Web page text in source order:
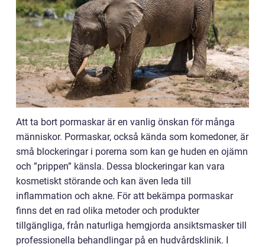
Att ta bort pormaskar är en vanlig önskan för många
människor. Pormaskar, också kända som komedoner, är
små blockeringar i porerna som kan ge huden en ojämn
och ”prippen” känsla. Dessa blockeringar kan vara
kosmetiskt störande och kan även leda till
inflammation och akne. För att bekämpa pormaskar
finns det en rad olika metoder och produkter
tillgängliga, från naturliga hemgjorda ansiktsmasker till
professionella behandlingar på en hudvårdsklinik. I